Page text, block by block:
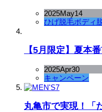
2025May14
ひげ脱毛ボディ
【5月限定】夏本
2025Apr30
キャンペーン
丸亀市で実現！「